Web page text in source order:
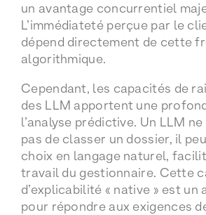
un avantage concurrentiel
L’immédiateté perçue par le
dépend directement de cette
algorithmique.
Cependant, les capacités de
des LLM apportent une
l’analyse prédictive. Un LLM
pas de classer un dossier, il
choix en langage naturel,
travail du gestionnaire. Cette
d’explicabilité « native » est
pour répondre aux exigences